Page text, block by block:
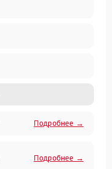
Подробнее →
Подробнее →